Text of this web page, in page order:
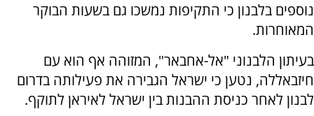
נוספים בלבנון כי התקיפות נמשכו גם בשעות הבוקר
המאוחרות.
בעיתון הלבנוני "אל-אחבאר", המזוהה אף הוא עם
חיזבאללה, נטען כי ישראל הגבירה את פעילותה בדרום
לבנון לאחר כניסת ההבנות בין ישראל לאיראן לתוקף.